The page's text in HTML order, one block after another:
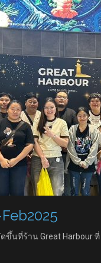
ขึ้นที่ร้าน Great Harbour